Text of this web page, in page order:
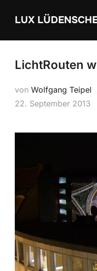
InhaltLUX
LichtRouten
von Wolfgang Teipel
22. September 2013